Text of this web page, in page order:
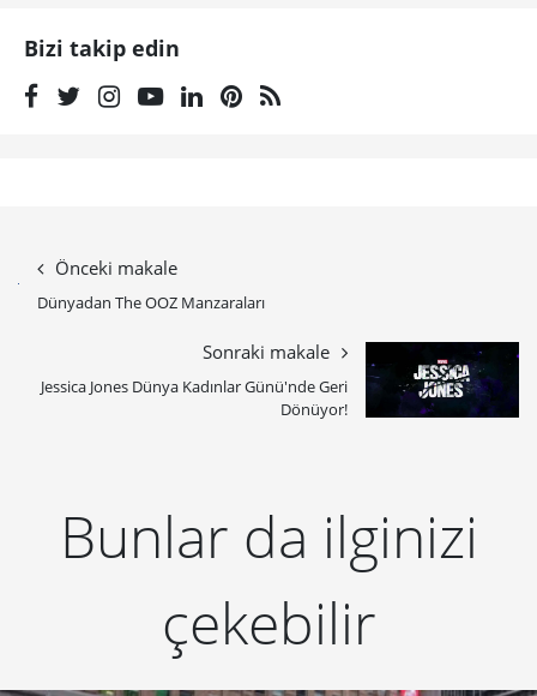
Bizi takip edin
Önceki makale
Dünyadan The OOZ Manzaraları
Sonraki makale
Jessica Jones Dünya Kadınlar Günü'nde Geri
Dönüyor!
Bunlar da ilginizi
çekebilir